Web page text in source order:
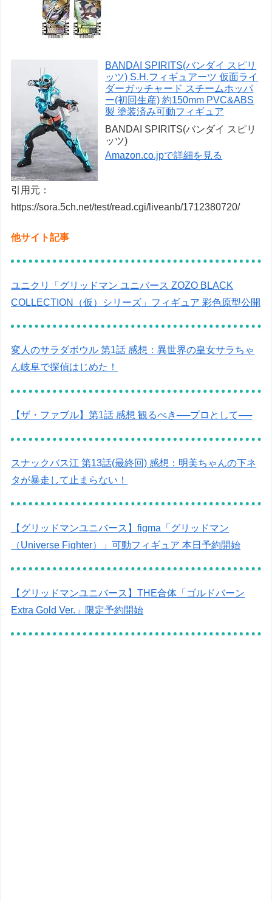
BANDAI SPIRITS(バンダイ スピリ
ッツ) S.H.フィギュアーツ 仮面ライ
ダーガッチャード スチームホッパ
ー(初回生産) 約150mm PVC&ABS
製 塗装済み可動フィギュア
BANDAI SPIRITS(バンダイ スピリ
ッツ)
Amazon.co.jpで詳細を見る
引用元：
https://sora.5ch.net/test/read.cgi/liveanb/1712380720/
他サイト記事
ユニクリ「グリッドマン ユニバース ZOZO BLACK
COLLECTION（仮）シリーズ」フィギュア 彩色原型公開
変人のサラダボウル 第1話 感想：異世界の皇女サラちゃ
ん岐阜で探偵はじめた！
【ザ・ファブル】第1話 感想 観るべき──プロとして──
スナックバス江 第13話(最終回) 感想：明美ちゃんの下ネ
タが暴走して止まらない！
【グリッドマンユニバース】figma「グリッドマン
（Universe Fighter）」可動フィギュア 本日予約開始
【グリッドマンユニバース】THE合体「ゴルドバーン
Extra Gold Ver.」限定予約開始